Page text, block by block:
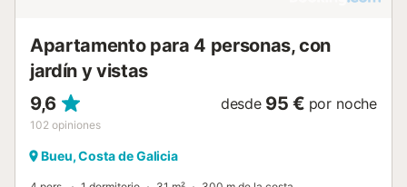
Apartamento para 4 personas, con
jardín y vistas
9,6
102 opiniones
desde 95 € por noche
Bueu, Costa de Galicia